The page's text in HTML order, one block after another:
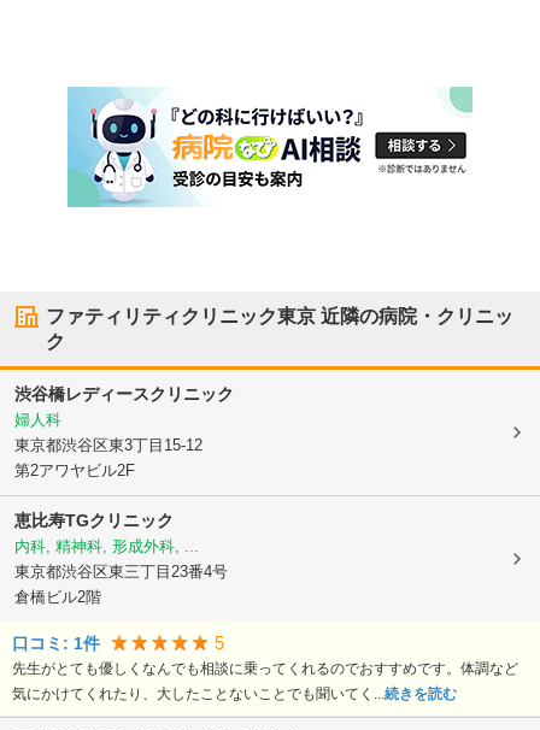
ファティリティクリニック東京 近隣の病院・クリニッ
ク
渋谷橋レディースクリニック
婦人科
東京都渋谷区東3丁目15-12
第2アワヤビル2F
恵比寿TGクリニック
内科, 精神科, 形成外科, ...
東京都渋谷区東三丁目23番4号
倉橋ビル2階
口コミ: 1件 5
先生がとても優しくなんでも相談に乗ってくれるのでおすすめです。体調など
気にかけてくれたり、大したことないことでも聞いてく... 続きを読む